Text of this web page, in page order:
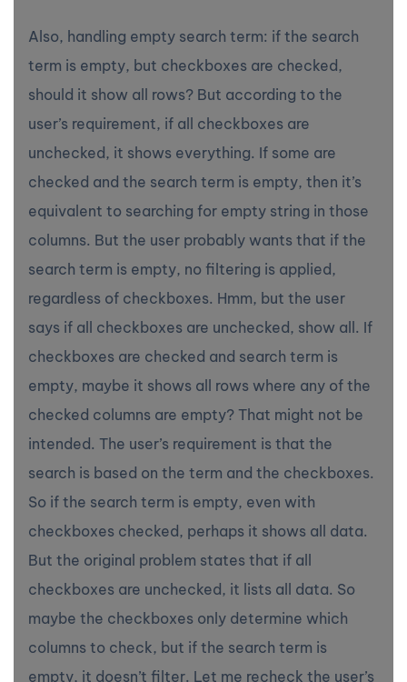
Also, handling empty search term: if the search
term is empty, but checkboxes are checked,
should it show all rows? But according to the
user’s requirement, if all checkboxes are
unchecked, it shows everything. If some are
checked and the search term is empty, then it’s
equivalent to searching for empty string in those
columns. But the user probably wants that if the
search term is empty, no filtering is applied,
regardless of checkboxes. Hmm, but the user
says if all checkboxes are unchecked, show all. If
checkboxes are checked and search term is
empty, maybe it shows all rows where any of the
checked columns are empty? That might not be
intended. The user’s requirement is that the
search is based on the term and the checkboxes.
So if the search term is empty, even with
checkboxes checked, perhaps it shows all data.
But the original problem states that if all
checkboxes are unchecked, it lists all data. So
maybe the checkboxes only determine which
columns to check, but if the search term is
empty, it doesn’t filter. Let me recheck the user’s